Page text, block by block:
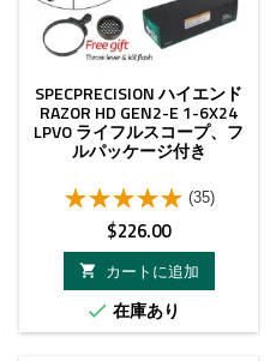
SPECPRECISION ハイエンド
RAZOR HD GEN2-E 1-6X24
LPVO ライフルスコープ、フ
ルパッケージ付き
(35)
価
格
$226.00

カートに追加
 在庫あり